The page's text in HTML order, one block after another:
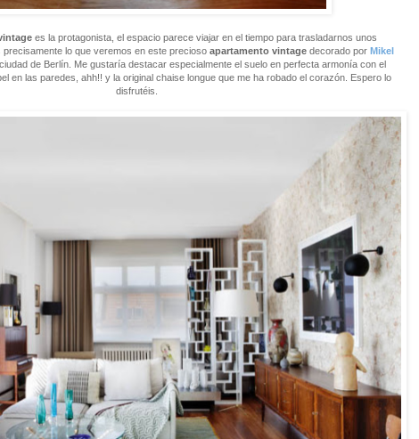
es la protagonista, el espacio parece viajar en el tiempo para trasladarnos unos
lo que veremos en este precioso apartamento vintage decorado por Mikel
de Berlín. Me gustaría destacar especialmente el suelo en perfecta armonía con el
en las paredes, ahh!! y la original chaise longue que me ha robado el corazón. Espero lo
disfrutéis.